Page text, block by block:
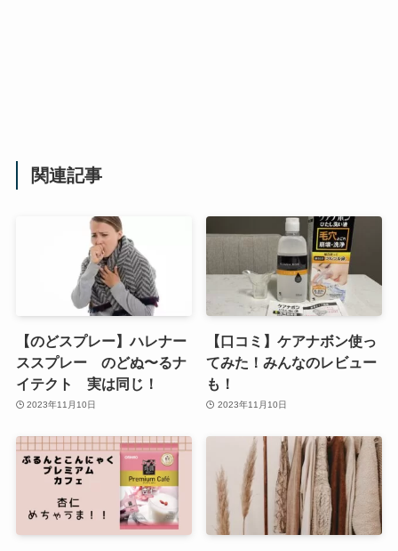
関連記事
【のどスプレー】ハレナー
ススプレー のどぬ〜るナ
イテクト 実は同じ！
2023年11月10日
【口コミ】ケアナボン使っ
てみた！みんなのレビュー
も！
2023年11月10日